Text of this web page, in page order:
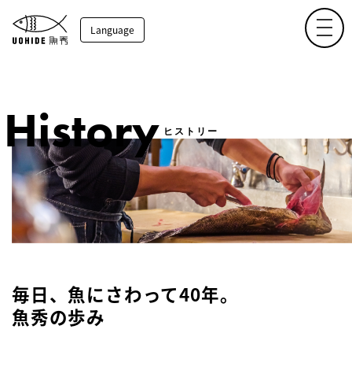
Language
History ヒストリー
毎日、魚にさわって40年。
魚秀の歩み